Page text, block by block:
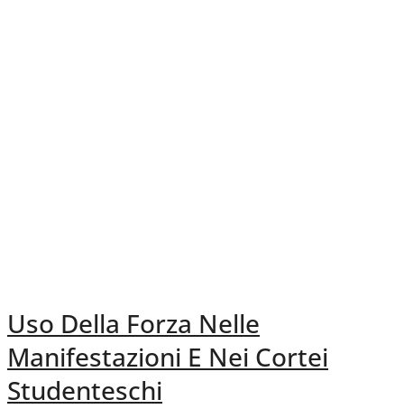
Uso Della Forza Nelle
Manifestazioni E Nei Cortei
Studenteschi